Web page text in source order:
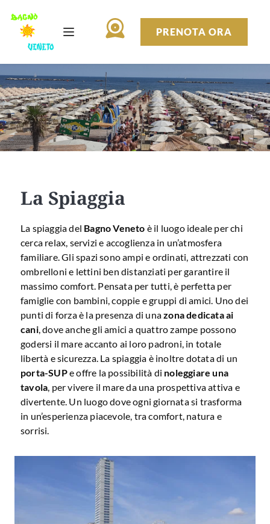
PRENOTA ORA
La Spiaggia
La spiaggia del Bagno Veneto è il luogo ideale per chi
cerca relax, servizi e accoglienza in un’atmosfera
familiare. Gli spazi sono ampi e ordinati, attrezzati con
ombrelloni e lettini ben distanziati per garantire il
massimo comfort. Pensata per tutti, è perfetta per
famiglie con bambini, coppie e gruppi di amici. Uno dei
punti di forza è la presenza di unazona dedicata ai
cani, dove anche gli amici a quattro zampe possono
godersi il mare accanto ai loro padroni, in totale
libertà e sicurezza. La spiaggia è inoltre dotata di un
porta-SUPe offre la possibilità di noleggiare una
tavola, per vivere il mare da una prospettiva attiva e
divertente. Un luogo dove ogni giornata si trasforma
in un’esperienza piacevole, tra comfort, natura e
sorrisi.